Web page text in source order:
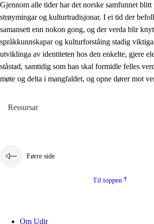
Gjennom alle tider har det norske samfunnet
strøymingar og kulturtradisjonar. I ei tid der
samansett enn nokon gong, og der verda blir
språkkunnskapar og kulturforståing stadig
utviklinga av identiteten hos den enkelte, gjere
ståstad, samtidig som han skal formidle felles
møte og delta i mangfaldet, og opne dører mot
Ressursar
Førre side
Til toppen
Om Udir